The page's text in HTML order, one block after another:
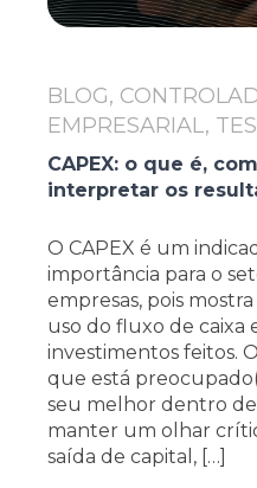
BLOG,
EMPRESARIAL,
CAPEX: o que é,
interpretar os
O CAPEX é um
importância para o
empresas, pois
uso do fluxo de caixa
investimentos feitos.
que está
seu melhor dentro
manter um olhar
saída de capital, […]